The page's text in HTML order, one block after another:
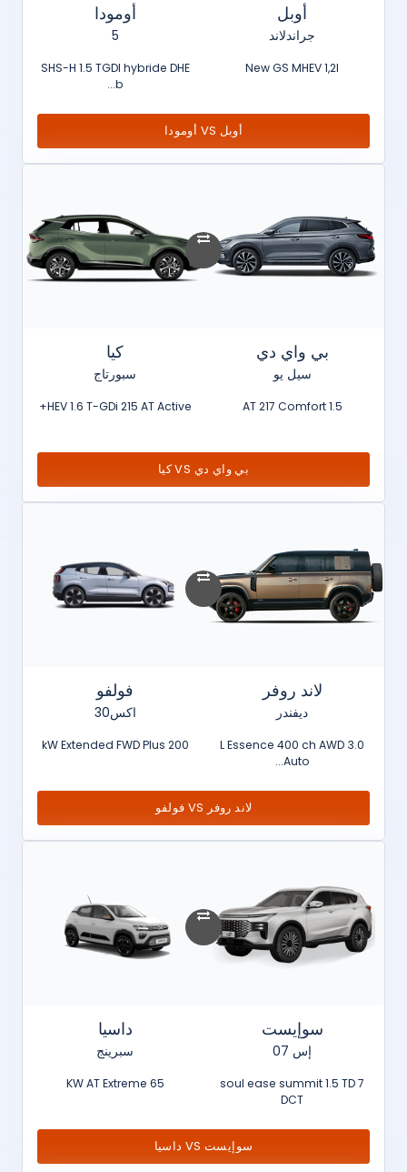
أوبل
جراندلاند
New GS MHEV 1,2l
أومودا
5
SHS-H 1.5 TGDI hybride DHE
b...
أوبل VS أومودا
بي واي دي
سيل يو
1.5 AT 217 Comfort
كيا
سبورتاج
HEV 1.6 T-GDi 215 AT Active+
بي واي دي VS كيا
لاند روفر
ديفندر
3.0 L Essence 400 ch AWD
Auto...
فولفو
اكس30
200 kW Extended FWD Plus
لاند روفر VS فولفو
سوإيست
إس 07
soul ease summit 1.5 TD 7
DCT
داسيا
سبرينج
65 KW AT Extreme
سوإيست VS داسيا